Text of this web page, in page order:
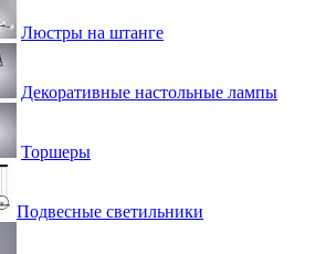
Люстры на штанге
Декоративные настольные лампы
Торшеры
Подвесные светильники